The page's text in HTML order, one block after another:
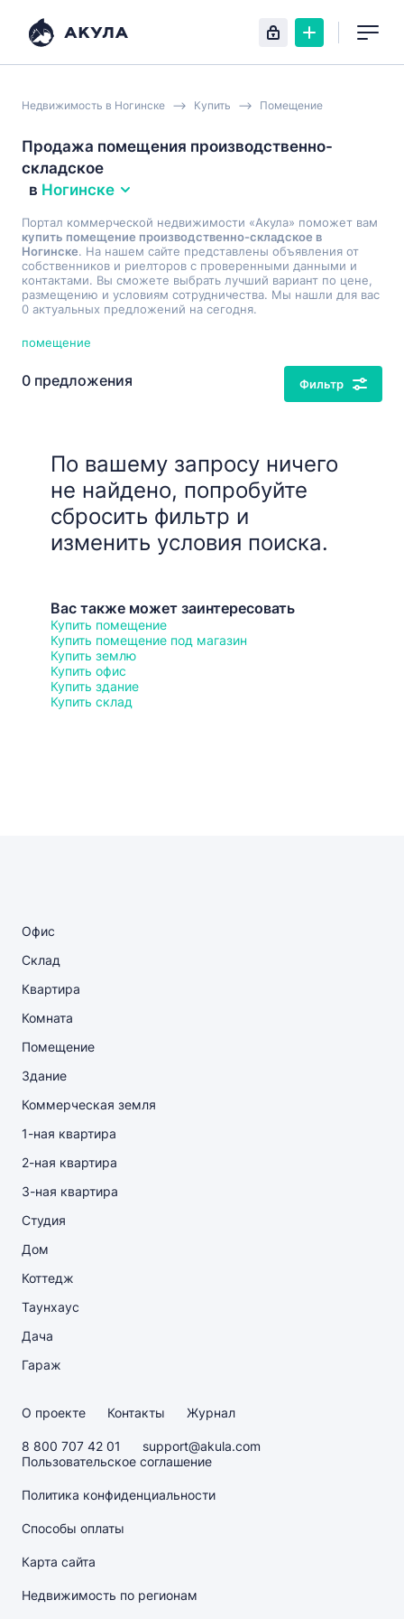
Недвижимость в Ногинске Купить Помещение
Продажа помещения производственно-
складское
в Ногинске
Портал коммерческой недвижимости «Акула» поможет вам
купить помещение производственно-складское в
Ногинске. На нашем сайте представлены объявления от
собственников и риелторов с проверенными данными и
контактами. Вы сможете выбрать лучший вариант по цене,
размещению и условиям сотрудничества. Мы нашли для вас
0 актуальных предложений на сегодня.
помещение
0 предложения Фильтр
По вашему запросу ничего
не найдено, попробуйте
сбросить фильтр и
изменить условия поиска.
Вас также может заинтересовать
Купить помещение
Купить помещение под магазин
Купить землю
Купить офис
Купить здание
Купить склад
Офис
Склад
Квартира
Комната
Помещение
Здание
Коммерческая земля
1-ная квартира
2-ная квартира
3-ная квартира
Студия
Дом
Коттедж
Таунхаус
Дача
Гараж
О проекте Контакты Журнал
8 800 707 42 01
support@akula.com
Пользовательское соглашение
Политика конфиденциальности
Способы оплаты
Карта сайта
Недвижимость по регионам